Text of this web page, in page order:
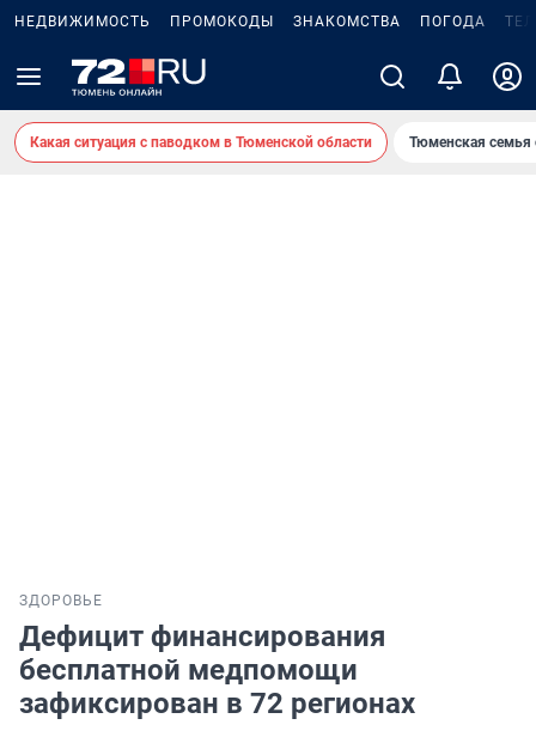
НЕДВИЖИМОСТЬ ПРОМОКОДЫ ЗНАКОМСТВА ПОГОДА
Какая ситуация с паводком в Тюменской области Тюменская семья
ЗДОРОВЬЕ
Дефицит финансирования
бесплатной медпомощи
зафиксирован в 72 регионах